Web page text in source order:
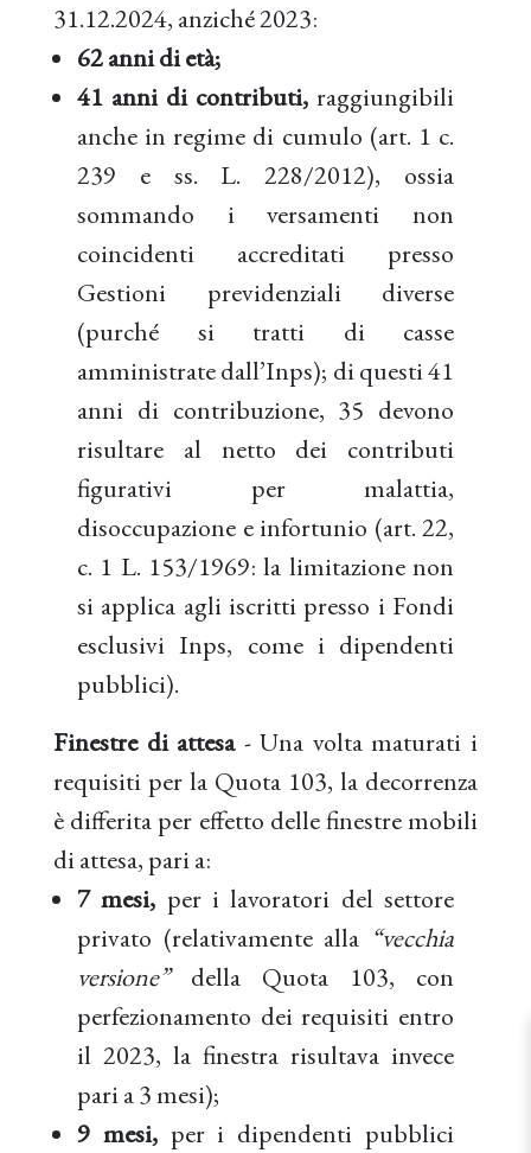
31.12.2024, anziché 2023:
62 anni di età;
41 anni di contributi, raggiungibili
anche in regime di cumulo (art. 1 c.
239 e ss. L. 228/2012), ossia
sommando i versamenti non
coincidenti accreditati presso
Gestioni previdenziali diverse
(purché si tratti di casse
amministrate dall’Inps); di questi 41
anni di contribuzione, 35 devono
risultare al netto dei contributi
figurativi per malattia,
disoccupazione e infortunio (art. 22,
c. 1 L. 153/1969: la limitazione non
si applica agli iscritti presso i Fondi
esclusivi Inps, come i dipendenti
pubblici).
Finestre di attesa- Una volta maturati i
requisiti per la Quota 103, la decorrenza
è differita per effetto delle finestre mobili
di attesa, pari a:
7 mesi, per i lavoratori del settore
privato (relativamente alla “vecchia
versione”della Quota 103, con
perfezionamento dei requisiti entro
il 2023, la finestra risultava invece
pari a 3 mesi);
9 mesi,per i dipendenti pubblici